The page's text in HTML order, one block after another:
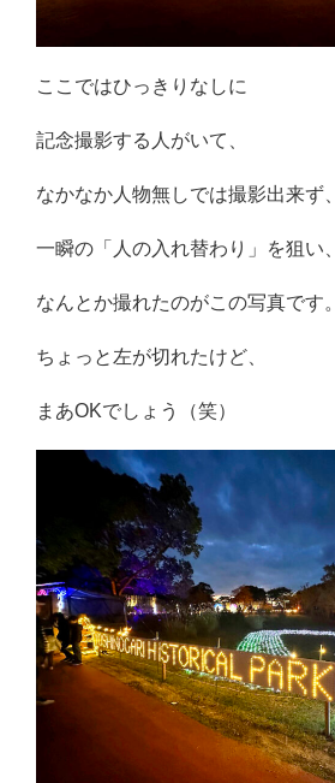
ここではひっきりなしに
記念撮影する人がいて、
なかなか人物無しでは撮影出来ず、
一瞬の「人の入れ替わり」を狙い、
なんとか撮れたのがこの写真です。
ちょっと左が切れたけど、
まあOKでしょう（笑）